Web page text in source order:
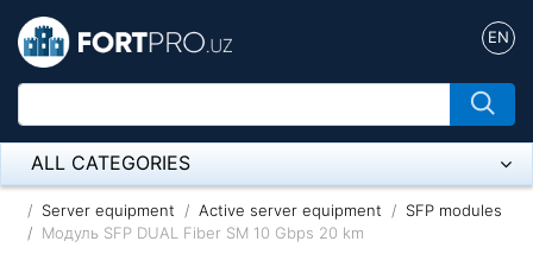
EN
ALL CATEGORIES
Микрофон
Server equipment Active server equipment
SFP modules
Модуль SFP DUAL Fiber SM 10 Gbps 20 km